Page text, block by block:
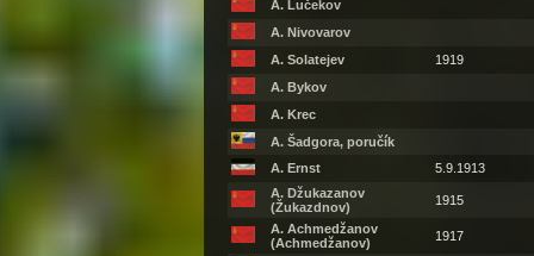
A. Lučekov
A. Nivovarov
A. Solatejev
1919
A. Bykov
A. Krec
A. Šadgora, poručík
A. Ernst
5.9.1913
A. Džukazanov
(Žukazdnov)
1915
A. Achmedžanov
(Achmedžanov)
1917